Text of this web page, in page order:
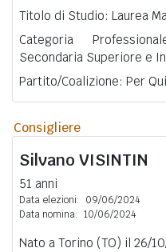
Titolo di Studio: Laurea
Categoria
Secondaria Superiore e
Partito/Coalizione: Per
Consigliere
Silvano VISINTIN
51 anni
Data elezioni:
09/06/2024
Data nomina: 10/06/2024
Nato a Torino (TO) il 26/